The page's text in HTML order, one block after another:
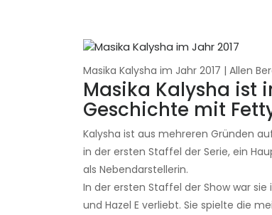
Masika Kalysha im Jahr 2017 | Allen
Masika Kalysha ist
Geschichte mit
Kalysha ist aus mehreren Gründen
in der ersten Staffel der Serie, ein
als Nebendarstellerin.
In der ersten Staffel der Show war sie
und Hazel E verliebt. Sie spielte die